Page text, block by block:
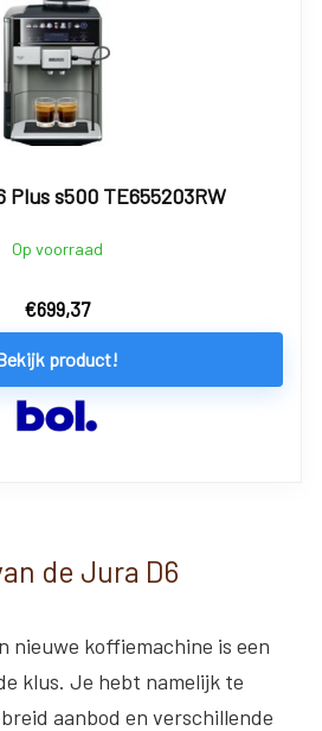
Plus s500 TE655203RW
Op voorraad
€699,37
product!
de Jura D6
nieuwe koffiemachine is een
klus. Je hebt namelijk te
aanbod en verschillende